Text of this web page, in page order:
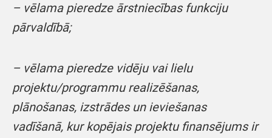
– vēlama pieredze ārstniecības funkciju
pārvaldībā;
– vēlama pieredze vidēju vai lielu
projektu/programmu realizēšanas,
plānošanas, izstrādes un ieviešanas
vadīšanā, kur kopējais projektu finansējums ir